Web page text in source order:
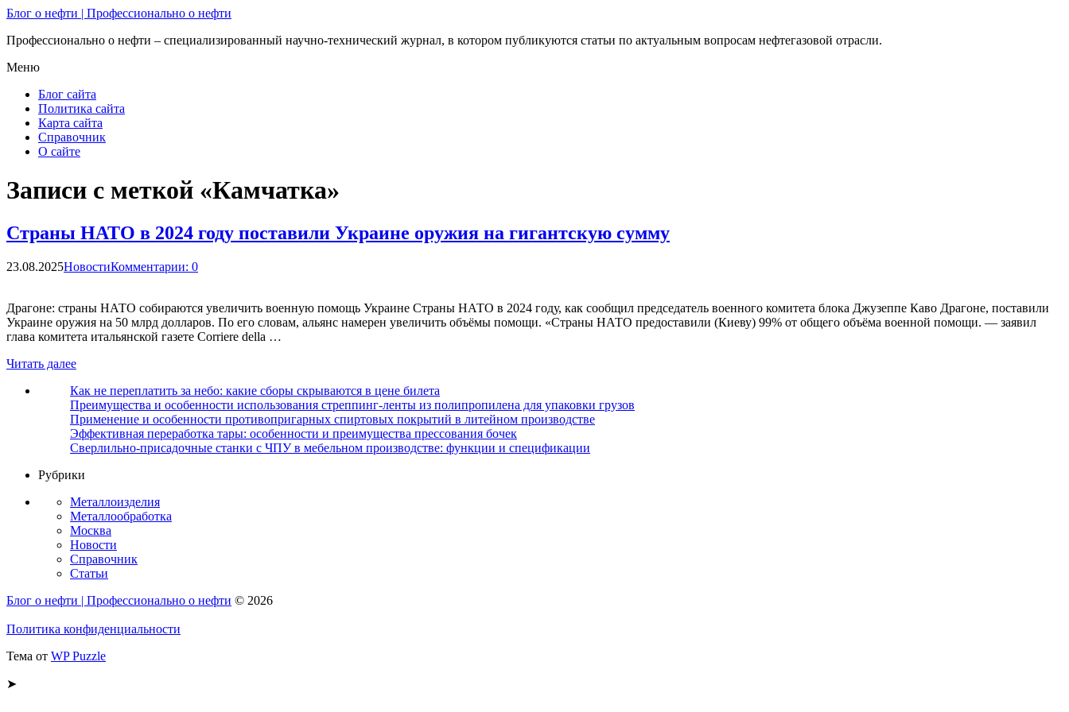
Блог о нефти | Профессионально о нефти
Профессионально о нефти – специализированный научно-технический журнал, в котором публикуются статьи по актуальным вопросам нефтегазовой отрасли.
Меню
Блог сайта
Политика сайта
Карта сайта
Справочник
О сайте
Записи с меткой «Камчатка»
Страны НАТО в 2024 году поставили Украине оружия на гигантскую сумму
23.08.2025НовостиКомментарии: 0
Драгоне: страны НАТО собираются увеличить военную помощь Украине Страны НАТО в 2024 году, как сообщил председатель военного комитета блока Джузеппе Каво Драгоне, поставили
Украине оружия на 50 млрд долларов. По его словам, альянс намерен увеличить объёмы помощи. «Страны НАТО предоставили (Киеву) 99% от общего объёма военной помощи. — заявил
глава комитета итальянской газете Corriere della …
Читать далее
Как не переплатить за небо: какие сборы скрываются в цене билета
Преимущества и особенности использования стреппинг-ленты из полипропилена для упаковки грузов
Применение и особенности противопригарных спиртовых покрытий в литейном производстве
Эффективная переработка тары: особенности и преимущества прессования бочек
Сверлильно-присадочные станки с ЧПУ в мебельном производстве: функции и спецификации
Рубрики
Металлоизделия
Металлообработка
Москва
Новости
Справочник
Статьи
Блог о нефти | Профессионально о нефти © 2026
Политика конфиденциальности
Тема от WP Puzzle
➤